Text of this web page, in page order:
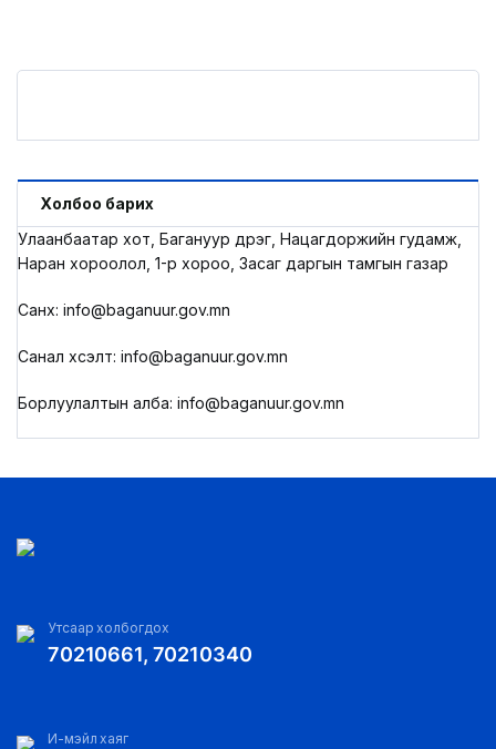
Холбоо барих
Улаанбаатар хот, Багануур дүүрэг, Нацагдоржийн гудамж,
Наран хороолол, 1-р хороо, Засаг даргын тамгын газар
Санхүү: info@baganuur.gov.mn
Санал хүсэлт: info@baganuur.gov.mn
Борлуулалтын алба: info@baganuur.gov.mn
Утсаар холбогдох
70210661, 70210340
И-мэйл хаяг